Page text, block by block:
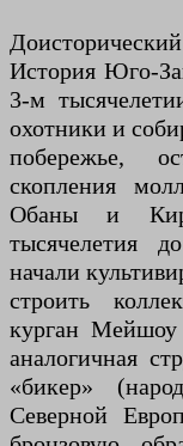
История Юго-
3-м
охотники и
побережье,
скопления
Обаны и
тысячелетия
начали
строить
курган Мейшоу
аналогичная
«бикер»
Северной